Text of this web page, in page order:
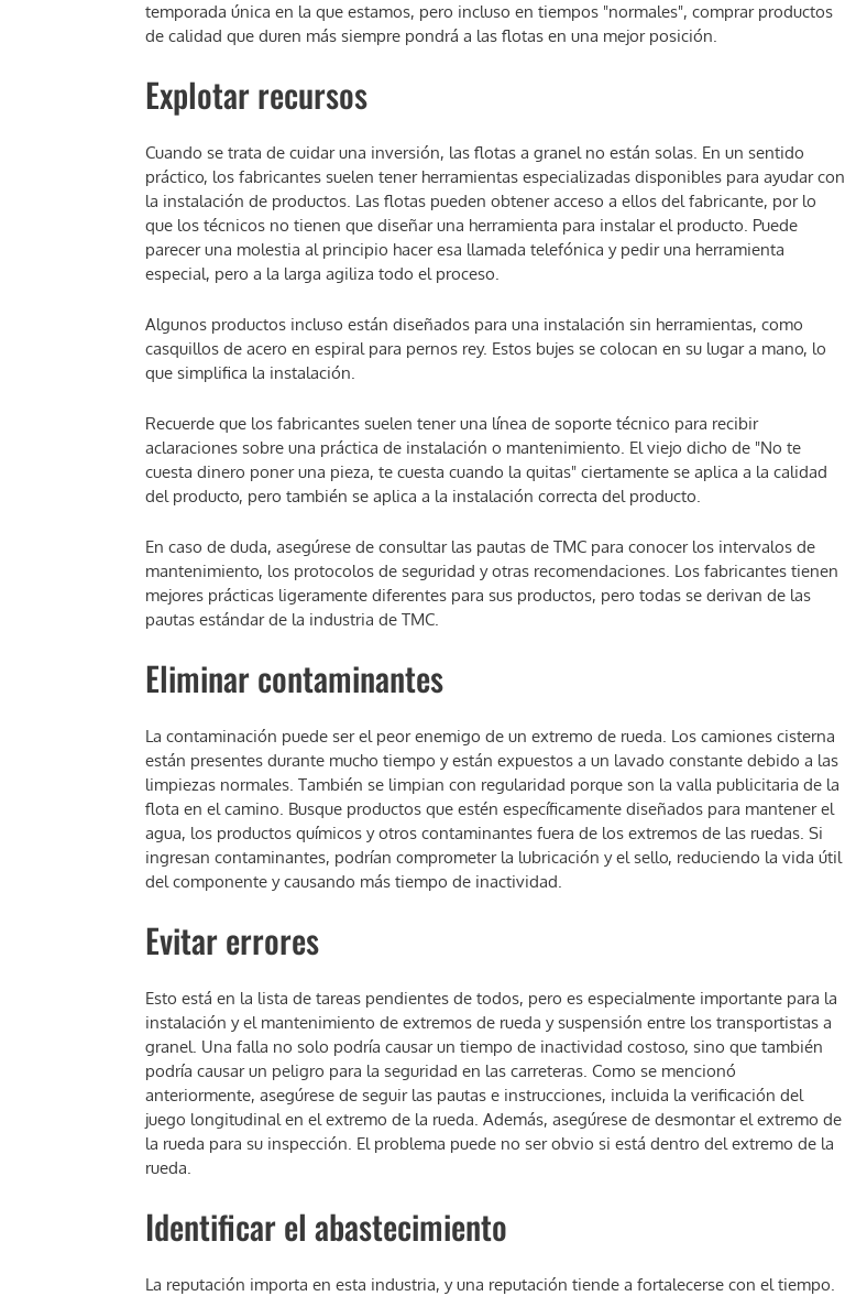
temporada única en la que estamos, pero incluso en tiempos "normales", comprar productos
de calidad que duren más siempre pondrá a las flotas en una mejor posición.
Explotar recursos
Cuando se trata de cuidar una inversión, las flotas a granel no están solas. En un sentido
práctico, los fabricantes suelen tener herramientas especializadas disponibles para ayudar con
la instalación de productos. Las flotas pueden obtener acceso a ellos del fabricante, por lo
que los técnicos no tienen que diseñar una herramienta para instalar el producto. Puede
parecer una molestia al principio hacer esa llamada telefónica y pedir una herramienta
especial, pero a la larga agiliza todo el proceso.
Algunos productos incluso están diseñados para una instalación sin herramientas, como
casquillos de acero en espiral para pernos rey. Estos bujes se colocan en su lugar a mano, lo
que simplifica la instalación.
Recuerde que los fabricantes suelen tener una línea de soporte técnico para recibir
aclaraciones sobre una práctica de instalación o mantenimiento. El viejo dicho de "No te
cuesta dinero poner una pieza, te cuesta cuando la quitas" ciertamente se aplica a la calidad
del producto, pero también se aplica a la instalación correcta del producto.
En caso de duda, asegúrese de consultar las pautas de TMC para conocer los intervalos de
mantenimiento, los protocolos de seguridad y otras recomendaciones. Los fabricantes tienen
mejores prácticas ligeramente diferentes para sus productos, pero todas se derivan de las
pautas estándar de la industria de TMC.
Eliminar contaminantes
La contaminación puede ser el peor enemigo de un extremo de rueda. Los camiones cisterna
están presentes durante mucho tiempo y están expuestos a un lavado constante debido a las
limpiezas normales. También se limpian con regularidad porque son la valla publicitaria de la
flota en el camino. Busque productos que estén específicamente diseñados para mantener el
agua, los productos químicos y otros contaminantes fuera de los extremos de las ruedas. Si
ingresan contaminantes, podrían comprometer la lubricación y el sello, reduciendo la vida útil
del componente y causando más tiempo de inactividad.
Evitar errores
Esto está en la lista de tareas pendientes de todos, pero es especialmente importante para la
instalación y el mantenimiento de extremos de rueda y suspensión entre los transportistas a
granel. Una falla no solo podría causar un tiempo de inactividad costoso, sino que también
podría causar un peligro para la seguridad en las carreteras. Como se mencionó
anteriormente, asegúrese de seguir las pautas e instrucciones, incluida la verificación del
juego longitudinal en el extremo de la rueda. Además, asegúrese de desmontar el extremo de
la rueda para su inspección. El problema puede no ser obvio si está dentro del extremo de la
rueda.
Identificar el abastecimiento
La reputación importa en esta industria, y una reputación tiende a fortalecerse con el tiempo.